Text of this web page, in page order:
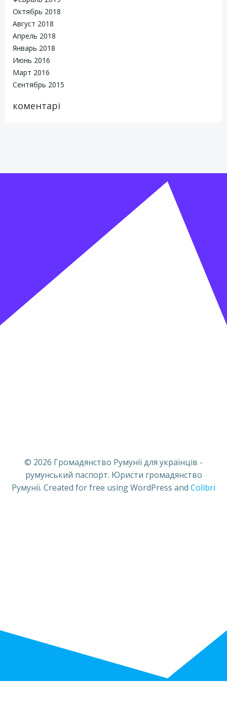
Октябрь 2018
Август 2018
Апрель 2018
Январь 2018
Июнь 2016
Март 2016
Сентябрь 2015
коментарі
© 2026 Громадянство Румунії для українців -
румунський паспорт. Юристи громадянство
Румунії. Created for free using WordPress and Colibri